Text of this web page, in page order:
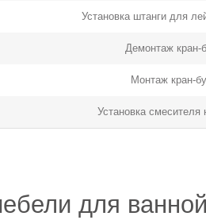
Установка штанги для
Демонтаж кран-
Монтаж кран-
Установка смесителя
для